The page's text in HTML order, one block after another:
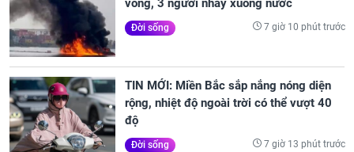
vong, 3 người nhảy xuống nước
Đời sống 7 giờ 10 phút trước
TIN MỚI: Miền Bắc sắp nắng nóng diện
rộng, nhiệt độ ngoài trời có thể vượt 40
độ
Đời sống 7 giờ 13 phút trước